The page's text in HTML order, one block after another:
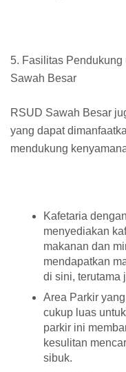
5. Fasilitas
Sawah Besar
RSUD Sawah Besar
yang dapat
mendukung
Kafetaria
menyediakan
makanan dan
mendapatkan
di sini, terutama
Area Parkir
cukup luas
parkir ini
kesulitan
sibuk.